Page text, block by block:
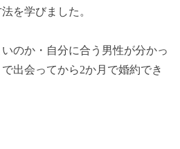
を学びました。
のか・自分に合う男性が分かっ
出会ってから2か月で婚約でき